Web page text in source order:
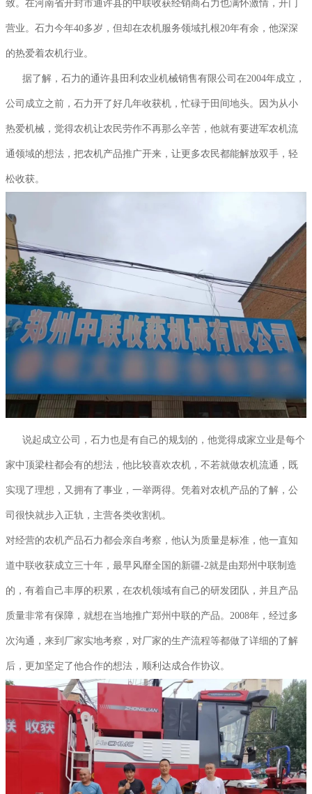
致。在河南省开封市通许县的中联收获经销商石力也满怀激情，开门
营业。石力今年40多岁，但却在农机服务领域扎根20年有余，他深深
的热爱着农机行业。
据了解，石力的通许县田利农业机械销售有限公司在2004年成立，
公司成立之前，石力开了好几年收获机，忙碌于田间地头。因为从小
热爱机械，觉得农机让农民劳作不再那么辛苦，他就有要进军农机流
通领域的想法，把农机产品推广开来，让更多农民都能解放双手，轻
松收获。
说起成立公司，石力也是有自己的规划的，他觉得成家立业是每个
家中顶梁柱都会有的想法，他比较喜欢农机，不若就做农机流通，既
实现了理想，又拥有了事业，一举两得。凭着对农机产品的了解，公
司很快就步入正轨，主营各类收割机。
对经营的农机产品石力都会亲自考察，他认为质量是标准，他一直知
道中联收获成立三十年，最早风靡全国的新疆-2就是由郑州中联制造
的，有着自己丰厚的积累，在农机领域有自己的研发团队，并且产品
质量非常有保障，就想在当地推广郑州中联的产品。2008年，经过多
次沟通，来到厂家实地考察，对厂家的生产流程等都做了详细的了解
后，更加坚定了他合作的想法，顺利达成合作协议。